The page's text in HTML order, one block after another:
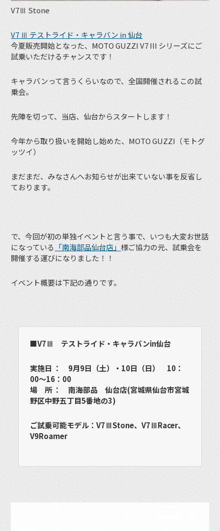
V7Ⅲ Stone
V7 Ⅲ テストライド・キャラバン in 仙台
今夏販売開始となった、MOTO GUZZI V7 III シリーズにご
試乗いただけるチャンスです！
キャラバンって言うくらいなので、全国開催されるこの試
乗会。
先陣を切って、当店、仙台からスタートします！
今年から取り扱いを開始し始めた、MOTO GUZZI（モトグ
ッツイ）
まだまだ、みなさんへお知らせが出来ていない事を反省し
ております。
で、今回が初の単独イベントと言う事で、いつも大変お世話
になっている 「南海部品仙台店」様ご協力の元、試乗会を
開催する運びになりました！！
イベント概要は下記の通りです。
■V7Ⅲ テストライド・キャラバンin仙台
実施日 ：
9月9日（土）・10日（日） 10：
00～16：00
場 所 ： 南海部品 仙台店(宮城県仙台市宮城
野区中野五丁目5番地の3)
ご試乗可能モデル：V7ⅢStone、V7ⅢRacer、
V9Roamer